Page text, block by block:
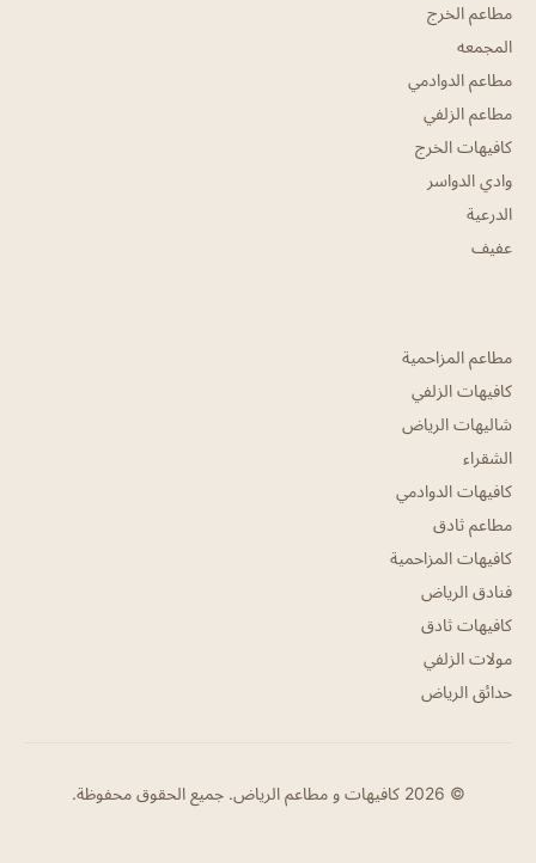
مطاعم الخرج
المجمعه
مطاعم الدوادمي
مطاعم الزلفي
كافيهات الخرج
وادي الدواسر
الدرعية
عفيف
مطاعم المزاحمية
كافيهات الزلفي
شاليهات الرياض
الشقراء
كافيهات الدوادمي
مطاعم ثادق
كافيهات المزاحمية
فنادق الرياض
كافيهات ثادق
مولات الزلفي
حدائق الرياض
© 2026 كافيهات و مطاعم الرياض. جميع الحقوق محفوظة.